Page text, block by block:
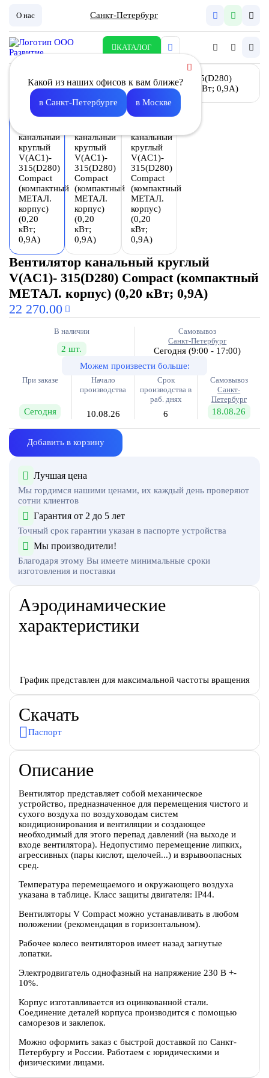
О нас Санкт-Петербург
КАТАЛОГ
Какой из наших офисов к вам ближе?
в Санкт-Петербурге в Москве
Вентилятор канальный круглый
V(AC1)- 315(D280) Compact (компактный
МЕТАЛ. корпус) (0,20 кВт; 0,9А)
22 270.00
В наличии
2 шт.
Самовывоз
Санкт-Петербург
Сегодня(9:00 - 17:00)
Можем произвести больше:
При заказе
Сегодня
Начало
производства
10.08.26
Срок
производства в
раб. днях
6
Самовывоз
Санкт-
Петербург
18.08.26
Добавить в корзину
Лучшая цена
Мы гордимся нашими ценами, их каждый день проверяют
сотни клиентов
Гарантия от 2 до 5 лет
Точный срок гарантии указан в паспорте устройства
Мы производители!
Благодаря этому Вы имеете минимальные сроки
изготовления и поставки
Аэродинамические
характеристики
График представлен для максимальной частоты вращения
Скачать
Паспорт
Описание
Вентилятор представляет собой механическое
устройство, предназначенное для перемещения чистого и
сухого воздуха по воздуховодам систем
кондиционирования и вентиляции и создающее
необходимый для этого перепад давлений (на выходе и
входе вентилятора). Недопустимо перемещение липких,
агрессивных (пары кислот, щелочей...) и взрывоопасных
сред.
Температура перемещаемого и окружающего воздуха
указана в таблице. Класс защиты двигателя: IP44.
Вентиляторы V Compact можно устанавливать в любом
положении (рекомендация в горизонтальном).
Рабочее колесо вентиляторов имеет назад загнутые
лопатки.
Электродвигатель однофазный на напряжение 230 В +-
10%.
Корпус изготавливается из оцинкованной стали.
Соединение деталей корпуса производится с помощью
саморезов и заклепок.
Можно оформить заказ с быстрой доставкой по Санкт-
Петербургу и России. Работаем с юридическими и
физическими лицами.